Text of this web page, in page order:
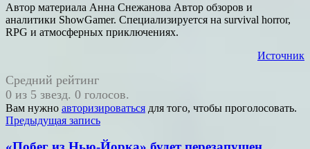
Автор материала Анна Снежанова Автор обзоров и
аналитики ShowGamer. Специализируется на survival horror,
RPG и атмосферных приключениях.
Источник
Средний рейтинг
0 из 5 звезд. 0 голосов.
Вам нужно авторизироваться для того, чтобы проголосовать.
Навигация
по
Предыдущая запись